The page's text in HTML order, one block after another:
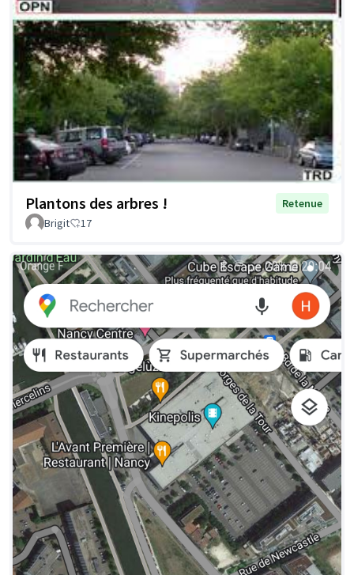
Plantons des arbres !
Retenue
Brigit
17